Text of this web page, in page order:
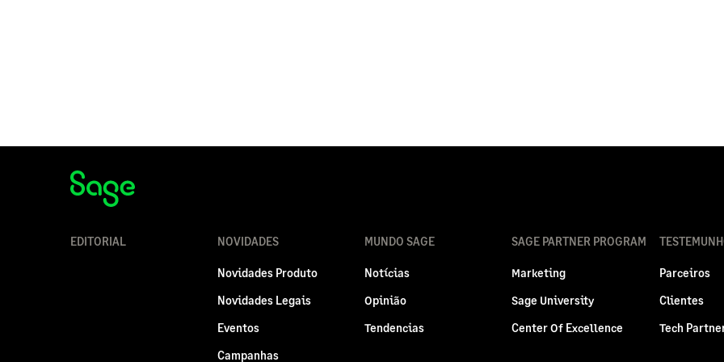
EDITORIAL NOVIDADES
Novidades Produto
Novidades Legais
Eventos
Campanhas
MUNDO SAGE
Notícias
Opinião
Tendencias
SAGE PARTNER PROGRAM
Marketing
Sage University
Center Of Excellence
Parceiros
Clientes
Tech